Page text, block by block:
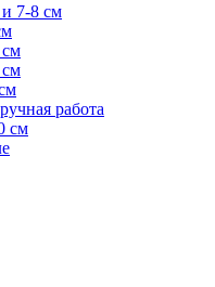
7-8 см
работа
см